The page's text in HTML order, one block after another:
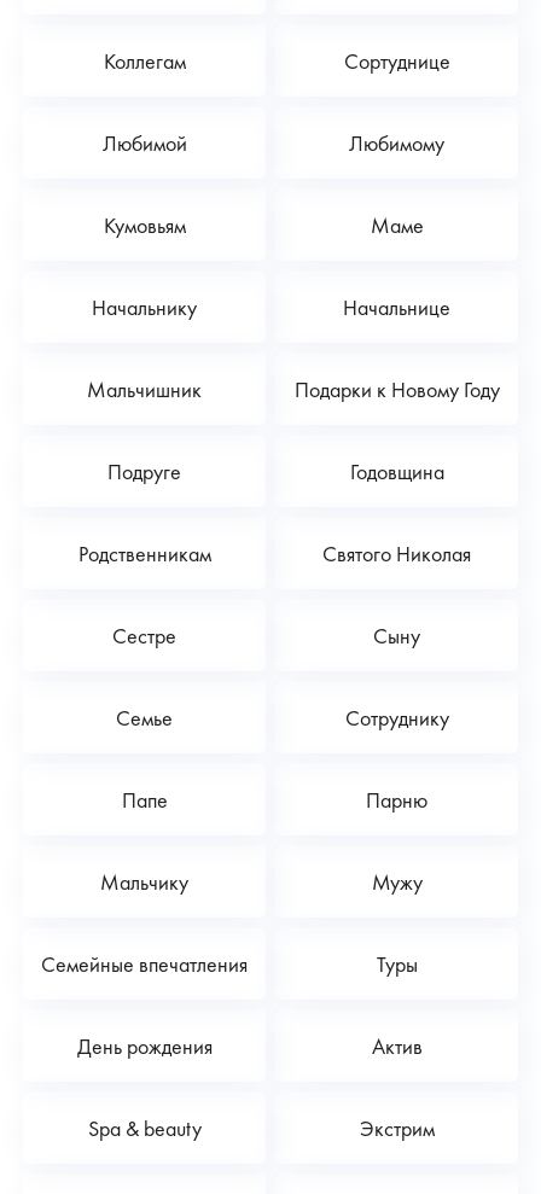
Коллегам Сортуднице
Любимой Любимому
Кумовьям Маме
Начальнику Начальнице
Мальчишник Подарки к Новому Году
Подруге Годовщина
Родственникам Святого Николая
Сестре Сыну
Семье Сотруднику
Папе Парню
Мальчику Мужу
Семейные впечатления Туры
День рождения Актив
Spa & beauty Экстрим